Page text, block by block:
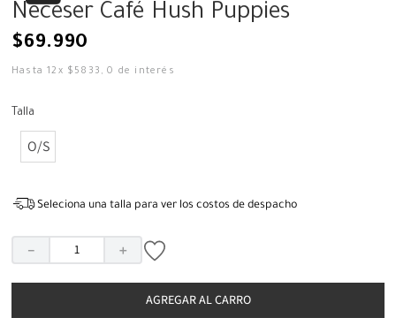
Neceser Café Hush Puppies
$69.990
Hasta12 x $ 5833 ,0 de interés
Talla
O/S
Seleciona una talla para ver los costos de despacho
＋
－
AGREGAR AL CARRO